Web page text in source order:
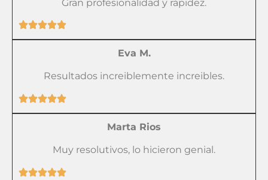
Gran profesionalidad y rápidez.
Eva M.
Resultados increiblemente increibles.
Marta Rios
Muy resolutivos, lo hicieron genial.